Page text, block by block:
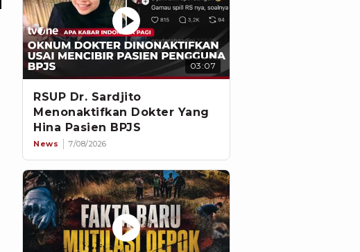
03:07
RSUP Dr. Sardjito
Menonaktifkan Dokter Yang
Hina Pasien BPJS
News 7/08/2026